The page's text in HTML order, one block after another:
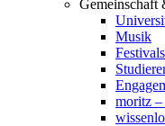
Gemeinschaft
Musik
Festivals
moritz –